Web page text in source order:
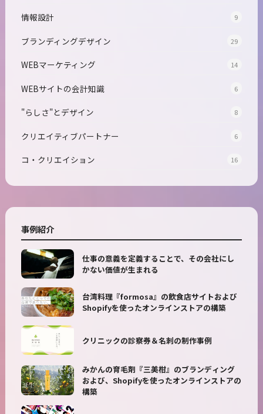
情報設計 9
ブランディングデザイン 29
WEBマーケティング 14
WEBサイトの会計知識 6
"らしさ"とデザイン 8
クリエイティブパートナー 6
コ・クリエイション 16
事例紹介
仕事の意義を定義することで、その会社にし
かない価値が生まれる
台湾料理『formosa』の飲食店サイトおよび
Shopifyを使ったオンラインストアの構築
クリニックの診察券＆名刺の制作事例
みかんの育毛剤『三美柑』のブランディング
および、Shopifyを使ったオンラインストアの
構築